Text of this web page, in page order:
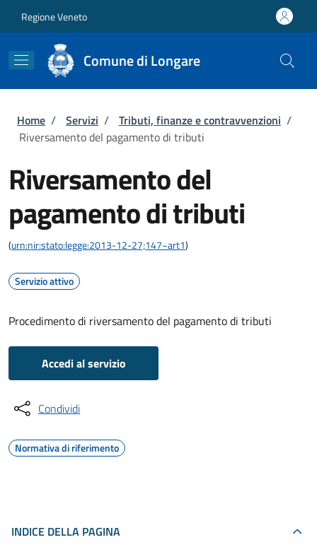
Regione Veneto
Comune di Longare
Briciole di pane
Home / Servizi / Tributi, finanze e contravvenzioni /
Riversamento del pagamento di tributi
Riversamento del
pagamento di tributi
(urn:nir:stato:legge:2013-12-27;147~art1)
Servizio attivo
Procedimento di riversamento del pagamento di tributi
Accedi al servizio
Condividi
Normativa di riferimento
INDICE DELLA PAGINA